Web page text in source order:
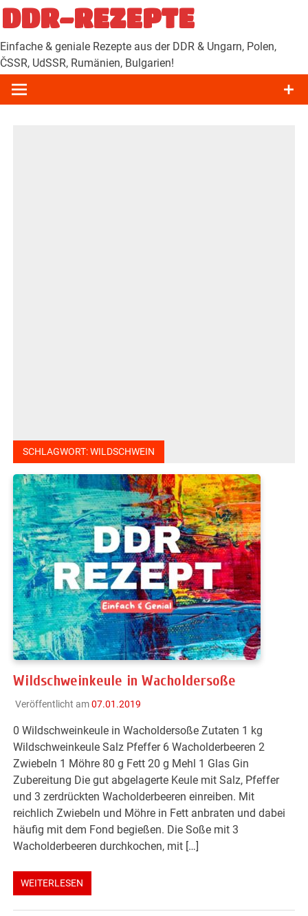
Zum
Inhalt
springen
DDR-REZEPTE
Einfache & geniale Rezepte aus der DDR & Ungarn, Polen,
ČSSR, UdSSR, Rumänien, Bulgarien!
SCHLAGWORT:WILDSCHWEIN
Wildschweinkeule in Wacholdersoße
Veröffentlicht am07.01.2019
0 Wildschweinkeule in Wacholdersoße Zutaten 1 kg
Wildschweinkeule Salz Pfeffer 6 Wacholderbeeren 2
Zwiebeln 1 Möhre 80 g Fett 20 g Mehl 1 Glas Gin
Zubereitung Die gut abgelagerte Keule mit Salz, Pfeffer
und 3 zerdrückten Wacholderbeeren einreiben. Mit
reichlich Zwiebeln und Möhre in Fett anbraten und dabei
häufig mit dem Fond begießen. Die Soße mit 3
Wacholderbeeren durchkochen, mit […]
WEITERLESEN